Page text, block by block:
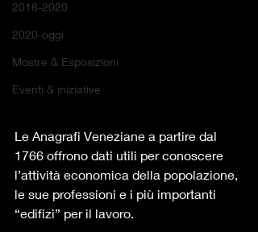
2016-2020
2020-oggi
Mostre & Esposizioni
Eventi & iniziative
Le Anagrafi Veneziane a partire dal
1766 offrono dati utili per conoscere
l’attività economica della popolazione,
le sue professioni e i più importanti
“edifizi” per il lavoro.